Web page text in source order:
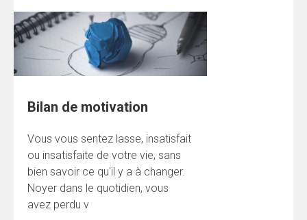
Bilan de motivation
Vous vous sentez lasse, insatisfait
ou insatisfaite de votre vie, sans
bien savoir ce qu'il y a à changer.
Noyer dans le quotidien, vous
avez perdu v